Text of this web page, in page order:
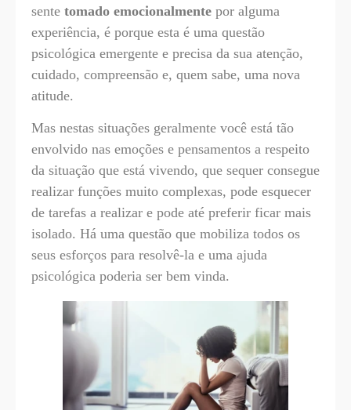
sente tomado emocionalmente por alguma
experiência, é porque esta é uma questão
psicológica emergente e precisa da sua atenção,
cuidado, compreensão e, quem sabe, uma nova
atitude.
Mas nestas situações geralmente você está tão
envolvido nas emoções e pensamentos a respeito
da situação que está vivendo, que sequer consegue
realizar funções muito complexas, pode esquecer
de tarefas a realizar e pode até preferir ficar mais
isolado. Há uma questão que mobiliza todos os
seus esforços para resolvê-la e uma ajuda
psicológica poderia ser bem vinda.